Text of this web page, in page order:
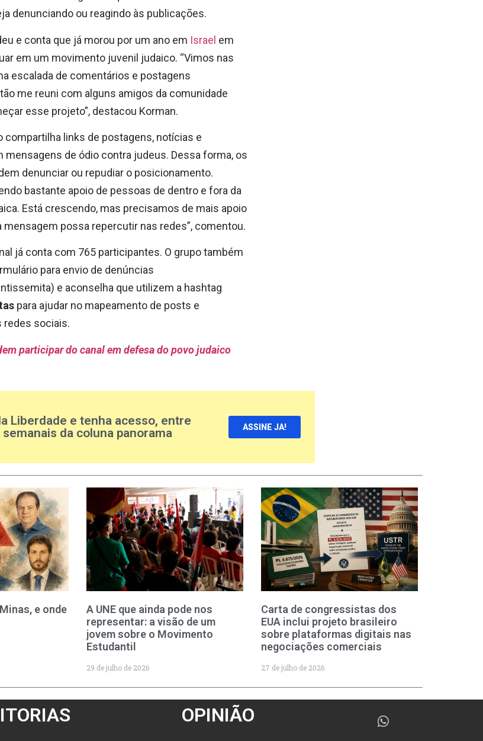
denunciando ou reagindo às publicações.
e conta que já morou por um ano em Israel em
em um movimento juvenil judaico. “Vimos nas
escalada de comentários e postagens
me reuni com alguns amigos da comunidade
esse projeto”, destacou Korman.
compartilha links de postagens, notícias e
mensagens de ódio contra judeus. Dessa forma, os
denunciar ou repudiar o posicionamento.
bastante apoio de pessoas de dentro e fora da
Está crescendo, mas precisamos de mais apoio
mensagem possa repercutir nas redes”, comentou.
já conta com 765 participantes. O grupo também
para envio de denúncias
e aconselha que utilizem a hashtag
para ajudar no mapeamento de posts e
redes sociais.
participar do canal em defesa do povo judaico
Liberdade e tenha acesso, entre
da coluna panorama
ASSINE JA!
e onde
A UNE que ainda pode nos
representar: a visão de um
jovem sobre o Movimento
Estudantil
29 de julho de 2026
Carta de congressistas dos
EUA inclui projeto brasileiro
sobre plataformas digitais nas
negociações comerciais
27 de julho de 2026
OPINIÃO